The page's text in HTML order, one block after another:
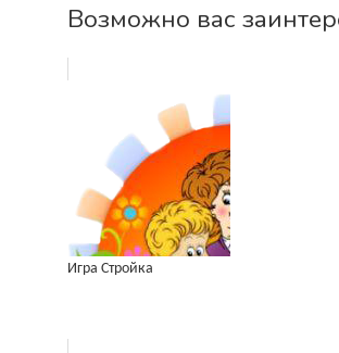
Возможно вас
Игра Стройка